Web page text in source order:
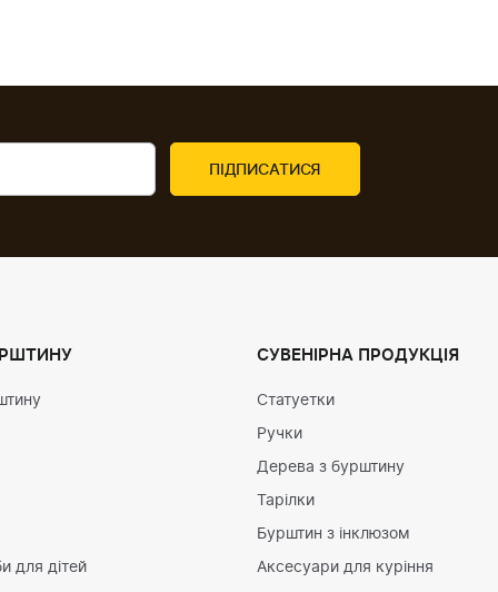
для дітей
СУВЕНІРНА ПРОДУКЦІЯ
Статуетки
Ручки
Дерева з бурштину
Тарілки
Бурштин з інклюзом
Аксесуари для куріння